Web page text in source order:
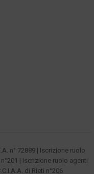
n° 72889 | Iscrizione ruolo
| Iscrizione ruolo agenti
di Rieti n°206